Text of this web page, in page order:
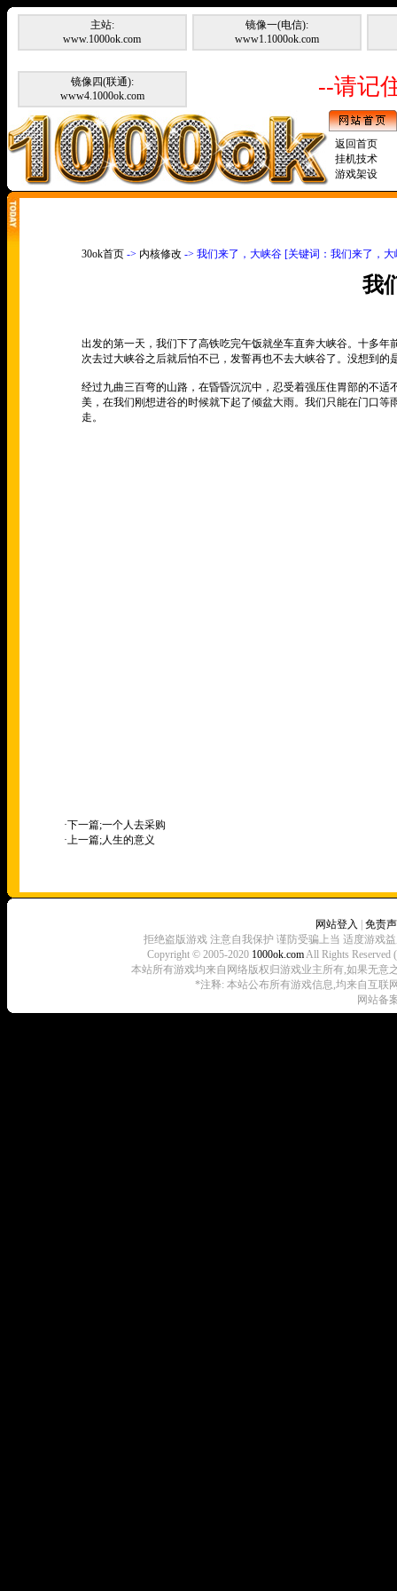
主站:
www.1000ok.com
镜像一(电信):
www1.1000ok.com
镜像四(联通):
www4.1000ok.com
--请记
返回首页
挂机技术
游戏架设
30ok首页 -> 内核修改 -> 我们来了，大峡谷 [关键词：我们来了，
我
出发的第一天，我们下了高铁吃完午饭就坐车直奔大峡谷。十多
次去过大峡谷之后就后怕不已，发誓再也不去大峡谷了。没想到
经过九曲三百弯的山路，在昏昏沉沉中，忍受着强压住胃部的不
美，在我们刚想进谷的时候就下起了倾盆大雨。我们只能在门口等
走。
·下一篇;一个人去采购
·上一篇;人生的意义
网站登入
免责
拒绝盗版游戏 注意自我保护 谨防受骗上当 适度游戏
Copyright © 2005-2020 1000ok.comAll Rights
本站所有游戏均来自网络版权归游戏业主所有,如果无意
*注释: 本站公布所有游戏信息,均来自互联
网站备